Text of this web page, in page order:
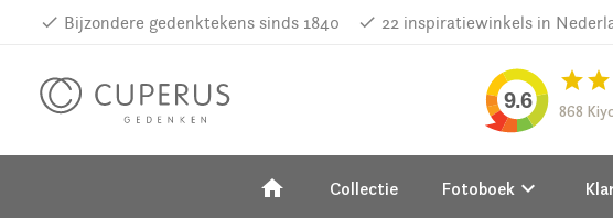
done Bijzondere gedenktekens sinds 1840 done 22 inspiratiewinkels in
9.6
starstar
868
home Collectie Fotoboekkeyboard_arrow_down